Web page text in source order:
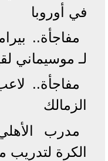
في أوروبا
مفاجأة..
لـ موسيماني
مفاجأة..
الزمالك
مدرب
الكرة